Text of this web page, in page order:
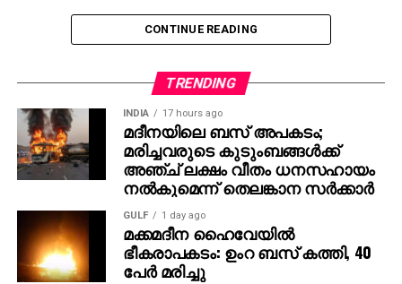
CONTINUE READING
TRENDING
INDIA 17 hours ago
മദീനയിലെ ബസ് അപകടം;
മരിച്ചവരുടെ കുടുംബങ്ങള്‍ക്ക്
അഞ്ച് ലക്ഷം വീതം ധനസഹായം
നല്‍കുമെന്ന് തെലങ്കാന സര്‍ക്കാര്‍
GULF 1 day ago
മക്കമദീന ഹൈവേയില്‍
ഭീകരാപകടം: ഉംറ ബസ് കത്തി, 40
പേര്‍ മരിച്ചു